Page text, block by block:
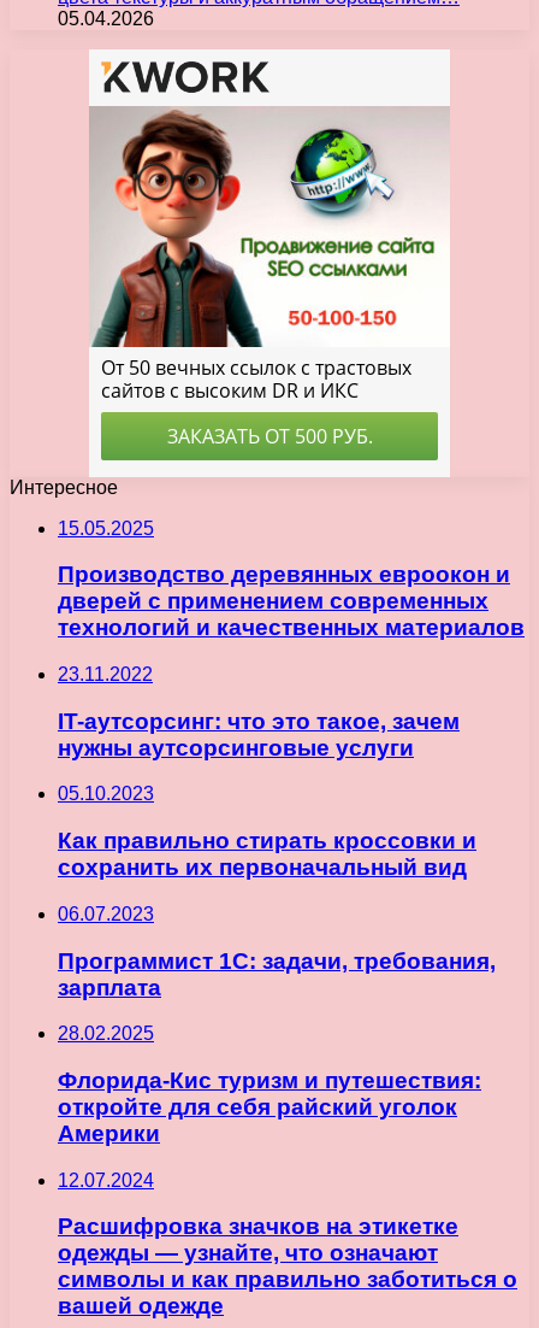
05.04.2026
Интересное
15.05.2025
Производство деревянных евроокон и
дверей с применением современных
технологий и качественных материалов
23.11.2022
IT-аутсорсинг: что это такое, зачем
нужны аутсорсинговые услуги
05.10.2023
Как правильно стирать кроссовки и
сохранить их первоначальный вид
06.07.2023
Программист 1С: задачи, требования,
зарплата
28.02.2025
Флорида-Кис туризм и путешествия:
откройте для себя райский уголок
Америки
12.07.2024
Расшифровка значков на этикетке
одежды — узнайте, что означают
символы и как правильно заботиться о
вашей одежде